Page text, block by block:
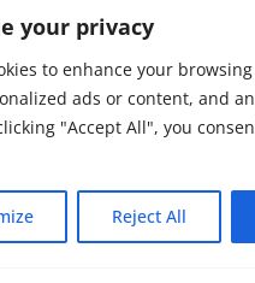
your privacy
to enhance your
ads or content, and
"Accept All", you
Reject All